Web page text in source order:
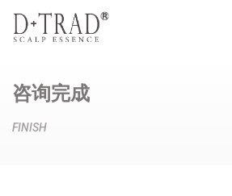
コ
テ
ン
ツ
咨询完成
FINISH